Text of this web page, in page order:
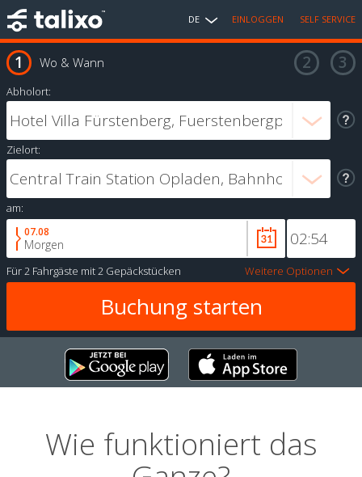
DE EINLOGGEN SELF SERVICE
Wo & Wann
Abholort:
Zielort:
am:
07.08
Morgen
Für2 Fahrgäste mit2 Gepäckstücken Weitere Optionen
Wie funktioniert das